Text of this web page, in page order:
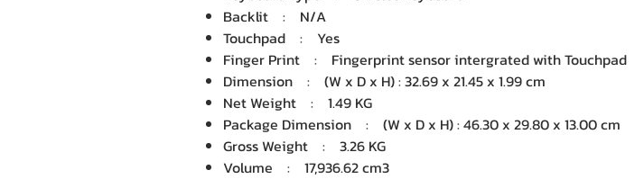
Backlit : N/A
Touchpad : Yes
Finger Print : Fingerprint sensor intergrated with Touchpad
Dimension : (W x D x H) : 32.69 x 21.45 x 1.99 cm
Net Weight : 1.49 KG
Package Dimension : (W x D x H) : 46.30 x 29.80 x 13.00 cm
Gross Weight : 3.26 KG
Volume : 17,936.62 cm3